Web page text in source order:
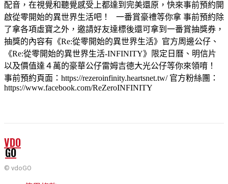
配音，在視覺和聽覺感受上都達到完美還原，快來事前預約開
啟從零開始的異世界生活吧！ 一番賞豪禮等你拿 事前預約除
了拿各項虛寶之外，邀請好友達標後還可拿到一番賞抽獎券，
抽獎的內容有《Re:從零開始的異世界生活》官方周邊公仔、
《Re:從零開始的異世界生活-INFINITY》限定日曆、明信片
以及價值達４萬的豪華公仔雷姆吉德大光公仔等你來領唷！
事前預約頁面：https://rezeroinfinity.heartsnet.tw/ 官方粉絲團：
https://www.facebook.com/ReZeroINFINITY
VDO
GO
© vdoGO